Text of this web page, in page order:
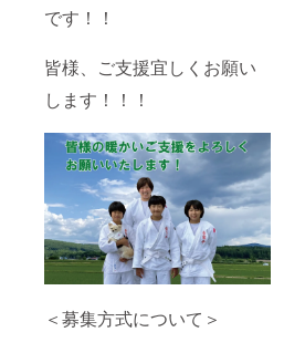
です！！
皆様、ご支援宜しくお願い
します！！！
＜募集方式について＞